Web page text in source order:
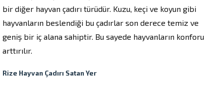
bir diğer hayvan çadırı türüdür. Kuzu, keçi ve koyun gibi
hayvanların beslendiği bu çadırlar son derece temiz ve
geniş bir iç alana sahiptir. Bu sayede hayvanların konforu
arttırılır.
Rize Hayvan Çadırı Satan Yer